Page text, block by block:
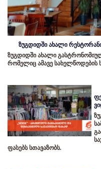
ზუგდიდში ახალი რესტორანი
ზუგდიდში ახალი
რომელიც ამავე სახელწოდების
ფასებს სთავაზობს.